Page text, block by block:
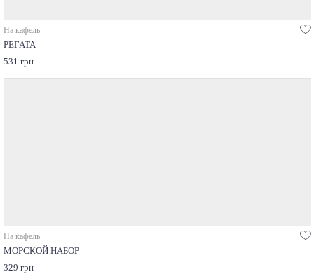
На кафель
РЕГАТА
531 грн
На кафель
МОРСКОЙ НАБОР
329 грн